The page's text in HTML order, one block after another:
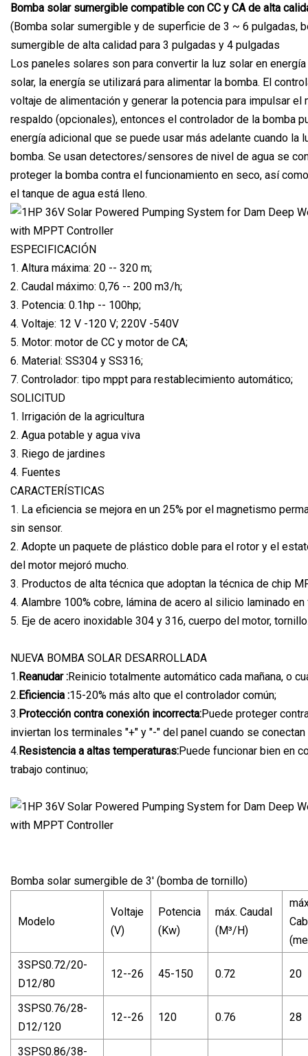
Bomba solar sumergible compatible con CC y CA de alta
(Bomba solar sumergible y de superficie de 3 ~ 6 pulgadas,
sumergible de alta calidad para 3 pulgadas y 4 pulgadas
Los paneles solares son para convertir la luz solar en
solar, la energía se utilizará para alimentar la bomba. El
voltaje de alimentación y generar la potencia para impulsar
respaldo (opcionales), entonces el controlador de la bomba
energía adicional que se puede usar más adelante cuando la
bomba. Se usan detectores/sensores de nivel de agua se
proteger la bomba contra el funcionamiento en seco, así
el tanque de agua está lleno.
ESPECIFICACIÓN
1. Altura máxima: 20 -- 320 m;
2. Caudal máximo: 0,76 -- 200 m3/h;
3. Potencia: 0.1hp -- 100hp;
4. Voltaje: 12 V -120 V; 220V -540V
5. Motor: motor de CC y motor de CA;
6. Material: SS304 y SS316;
7. Controlador: tipo mppt para restablecimiento automático;
SOLICITUD
1. Irrigación de la agricultura
2. Agua potable y agua viva
3. Riego de jardines
4. Fuentes
CARACTERÍSTICAS
1. La eficiencia se mejora en un 25% por el magnetismo
sin sensor.
2. Adopte un paquete de plástico doble para el rotor y el
del motor mejoró mucho.
3. Productos de alta técnica que adoptan la técnica de chip
4. Alambre 100% cobre, lámina de acero al silicio laminado en
5. Eje de acero inoxidable 304 y 316, cuerpo del motor,
NUEVA BOMBA SOLAR DESARROLLADA
1.Reanudar :Reinicio totalmente automático cada mañana, o
2.Eficiencia :15-20% más alto que el controlador común;
3.Protección contra conexión incorrecta:Puede proteger
inviertan los terminales "+" y "-" del panel cuando se
4.Resistencia a altas temperaturas:Puede funcionar bien en
trabajo continuo;
Bomba solar sumergible de 3' (bomba de tornillo)
Modelo
Voltaje
(V)
Potencia
(Kw)
máx. Caudal
(M³/H)
3SPS0.72/20-
D12/80
12--26 45-150 0.72 20
3SPS0.76/28-
D12/120
12--26 120 0.76 28
3SPS0.86/38-